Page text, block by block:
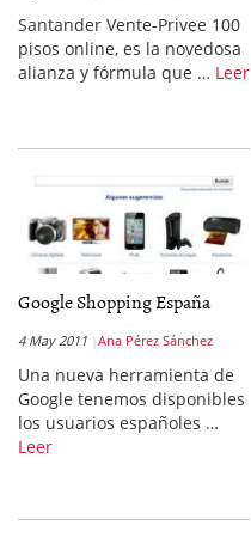
Santander Vente-Privee 100
pisos online, es la novedosa
alianza y fórmula que … Leer
Google Shopping España
4 May 2011 Ana Pérez Sánchez
Una nueva herramienta de
Google tenemos disponibles
los usuarios españoles …
Leer